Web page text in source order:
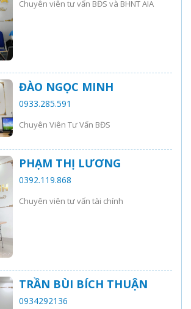
Chuyên viên tư vấn BĐS và BHNT AIA
ĐÀO NGỌC MINH
0933.285.591
Chuyên Viên Tư Vấn BĐS
PHẠM THỊ LƯƠNG
0392.119.868
Chuyên viên tư vấn tài chính
TRẦN BÙI BÍCH THUẬN
0934292136